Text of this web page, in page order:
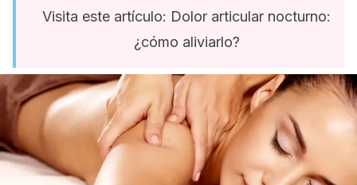
Visita este artículo: Dolor articular nocturno:
¿cómo aliviarlo?